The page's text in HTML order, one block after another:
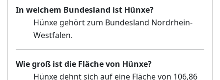
In welchem Bundesland ist Hünxe?
Hünxe gehört zum Bundesland Nordrhein-
Westfalen.
Wie groß ist die Fläche von Hünxe?
Hünxe dehnt sich auf eine Fläche von 106,86